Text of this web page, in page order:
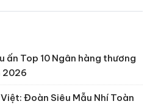
ấn Top 10 Ngân hàng thương
2026
Đoàn Siêu Mẫu Nhí Toàn